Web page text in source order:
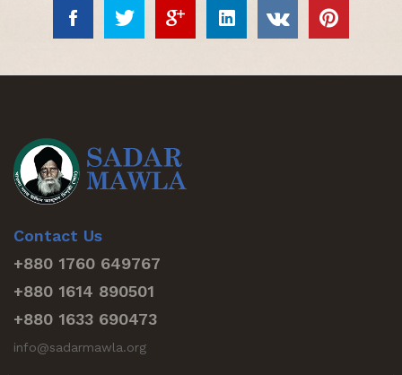
Contact Us
+880 1760 649767
+880 1614 890501
+880 1633 690473
info@sadarmawla.org